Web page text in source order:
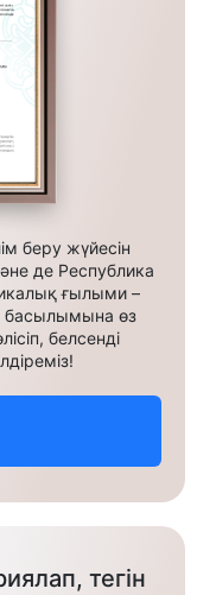
беру жүйесін
де Республика
ғылыми –
басылымына өз
белсенді
тегін